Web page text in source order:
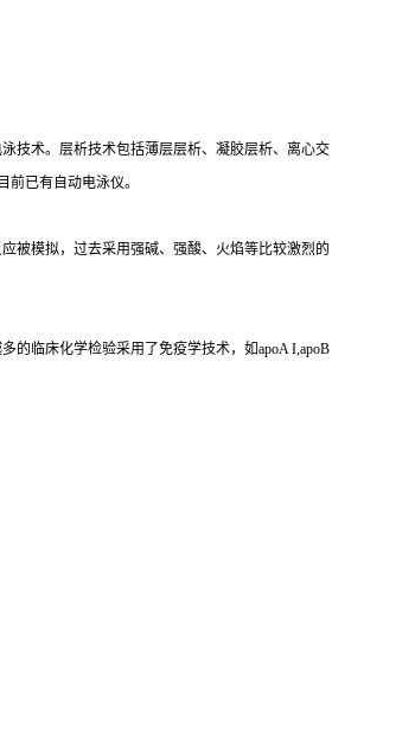
技术。层析技术包括薄层层析、凝胶层析、离心交
已有自动电泳仪。
被模拟，过去采用强碱、强酸、火焰等比较激烈的
的临床化学检验采用了免疫学技术，如apoA I,apoB